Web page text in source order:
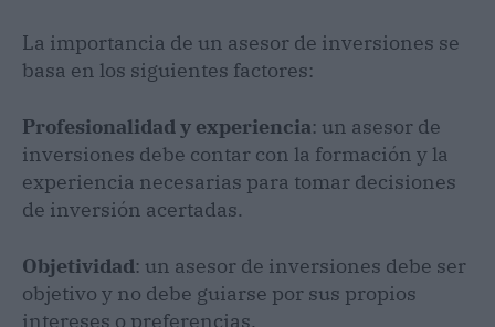
La importancia de un asesor de inversiones se
basa en los siguientes factores:
Profesionalidad y experiencia: un asesor de
inversiones debe contar con la formación y la
experiencia necesarias para tomar decisiones
de inversión acertadas.
Objetividad: un asesor de inversiones debe ser
objetivo y no debe guiarse por sus propios
intereses o preferencias.